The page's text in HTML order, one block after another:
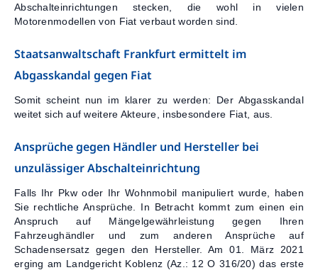
Abschalteinrichtungen stecken, die wohl in vielen
Motorenmodellen von Fiat verbaut worden sind.
Staatsanwaltschaft Frankfurt ermittelt im
Abgasskandal gegen Fiat
Somit scheint nun im klarer zu werden: Der Abgasskandal
weitet sich auf weitere Akteure, insbesondere Fiat, aus.
Ansprüche gegen Händler und Hersteller bei
unzulässiger Abschalteinrichtung
Falls Ihr Pkw oder Ihr Wohnmobil manipuliert wurde, haben
Sie rechtliche Ansprüche. In Betracht kommt zum einen ein
Anspruch auf Mängelgewährleistung gegen Ihren
Fahrzeughändler und zum anderen Ansprüche auf
Schadensersatz gegen den Hersteller. Am 01. März 2021
erging am Landgericht Koblenz (Az.: 12 O 316/20) das erste